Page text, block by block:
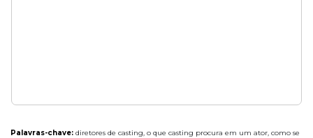
Palavras-chave: diretores de casting, o que casting procura em um ator, como se